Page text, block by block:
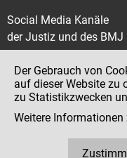
Social Media Kanäle
der Justiz und des BMJ
Impressum
Datenschutz
Der Gebrauch von
auf dieser Website zu
zu Statistikzwecken
Weitere